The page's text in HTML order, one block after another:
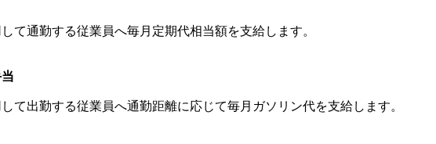
て通勤する従業員へ毎月定期代相当額を支給します。
て出勤する従業員へ通勤距離に応じて毎月ガソリン代を支給します。